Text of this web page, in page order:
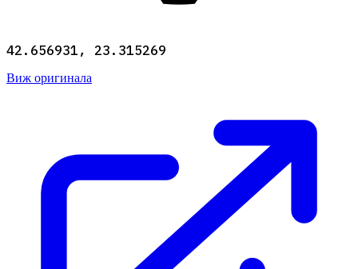
42.656931, 23.315269
Виж оригинала